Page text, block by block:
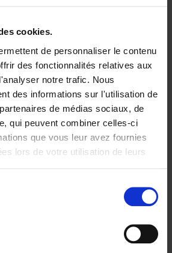
cookies.
de personnaliser le contenu
des fonctionnalités relatives aux
notre trafic. Nous
des informations sur l'utilisation de
de médias sociaux, de
qui peuvent combiner celles-ci
que vous leur avez fournies
lors de votre utilisation de leurs
Bonds = Building
Roef Jozefien De Feyter
Carolien Boom
souple
2025 200
29,99
Digital marketing like a PRO -
completely revised edition (EN)